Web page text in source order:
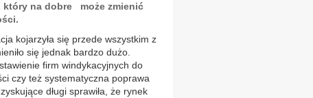
który na dobre może zmienić
kojarzyła się przede wszystkim z
się jednak bardzo dużo.
firm windykacyjnych do
czy też systematyczna poprawa
długi sprawiła, że rynek